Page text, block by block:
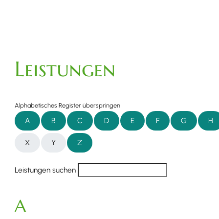
Leistungen
Alphabetisches Register überspringen
A B C D E F G H
X Y Z
Leistungen suchen
A